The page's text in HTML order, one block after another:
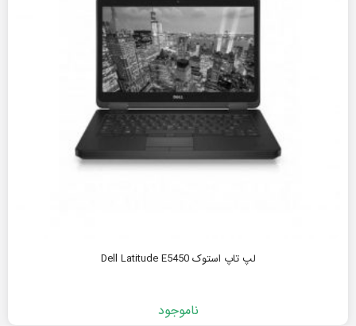
لپ تاپ استوک Dell Latitude E5450
ناموجود